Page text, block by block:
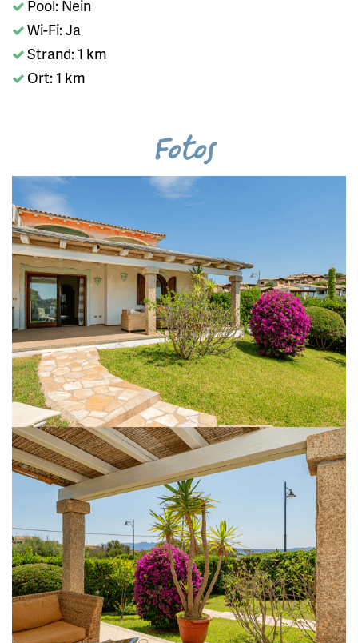
Pool: Nein
Wi-Fi: Ja
Strand: 1 km
Ort: 1 km
Fotos